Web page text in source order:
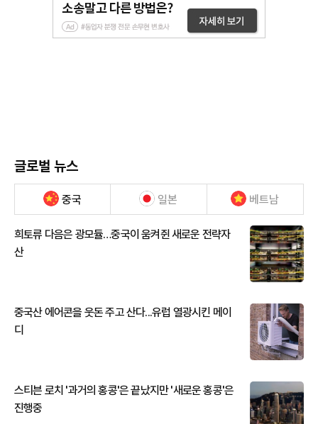
글로벌 뉴스
중국 일본 베트남
희토류 다음은 광모듈…중국이 움켜쥔 새로운 전략자
산
중국산 에어콘을 웃돈 주고 산다...유럽 열광시킨 메이
디
스티븐 로치 '과거의 홍콩'은 끝났지만 '새로운 홍콩'은
진행중